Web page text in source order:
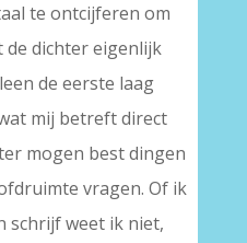
te ontcijferen om
dichter eigenlijk
de eerste laag
mij betreft direct
mogen best dingen
vragen. Of ik
schrijf weet ik niet,